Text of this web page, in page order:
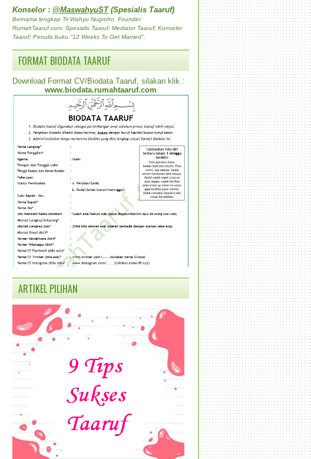
Konselor : @MaswahyuST(Spesialis Taaruf)
Bernama lengkap Tri Wahyu Nugroho. Founder
RumahTaaruf.com; Spesialis Taaruf; Mediator Taaruf; Konselor
Taaruf; Penulis buku "12 Weeks To Get Married".
FORMAT BIODATA TAARUF
Download Format CV/Biodata Taaruf, silakan klik :
www.biodata.rumahtaaruf.com
ARTIKEL PILIHAN